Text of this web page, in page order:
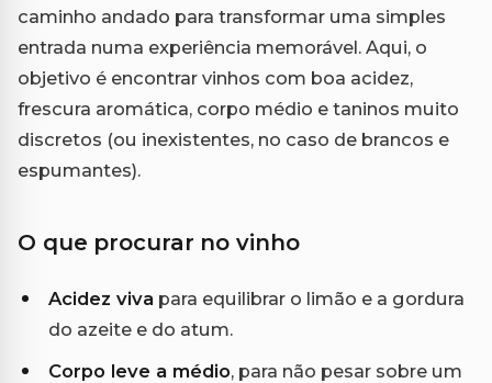
caminho andado para transformar uma simples
entrada numa experiência memorável. Aqui, o
objetivo é encontrar vinhos com boa acidez,
frescura aromática, corpo médio e taninos muito
discretos (ou inexistentes, no caso de brancos e
espumantes).
O que procurar no vinho
Acidez viva para equilibrar o limão e a gordura
do azeite e do atum.
Corpo leve a médio, para não pesar sobre um